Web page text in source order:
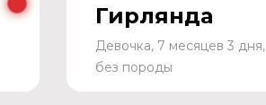
Гирлянда
Девочка, 7 месяцев 3 дня,
без породы